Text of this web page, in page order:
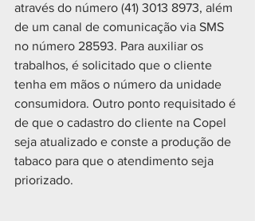
através do número (41) 3013 8973, além
de um canal de comunicação via SMS
no número 28593. Para auxiliar os
trabalhos, é solicitado que o cliente
tenha em mãos o número da unidade
consumidora. Outro ponto requisitado é
de que o cadastro do cliente na Copel
seja atualizado e conste a produção de
tabaco para que o atendimento seja
priorizado.